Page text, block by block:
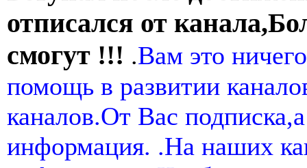
отписался от
смогут !!! .Вам это
помощь в развитии
каналов.От Вас
информация. .На наших